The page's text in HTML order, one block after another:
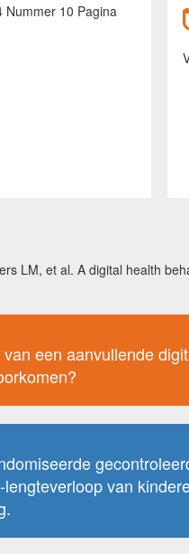
Nummer 10 Pagina
LM, et al. A digital health
een aanvullende
van